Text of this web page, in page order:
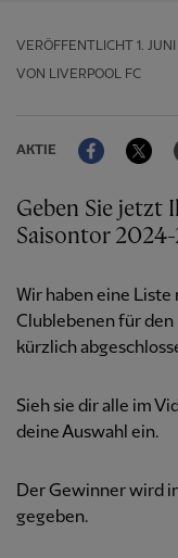
VERÖFFENTLICHT 1.
VON LIVERPOOL FC
AKTIE
Facebook
Geben Sie jetzt
Saisontor 2024-
Wir haben eine
Clublebenen für den
kürzlich
Sieh sie dir alle im
deine Auswahl ein.
Der Gewinner wird
gegeben.